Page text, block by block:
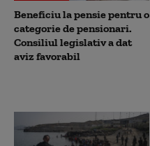
Beneficiu la pensie pentru o
categorie de pensionari.
Consiliul legislativ a dat
aviz favorabil